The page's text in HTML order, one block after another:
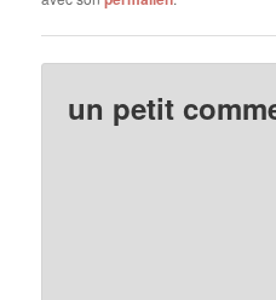
un petit